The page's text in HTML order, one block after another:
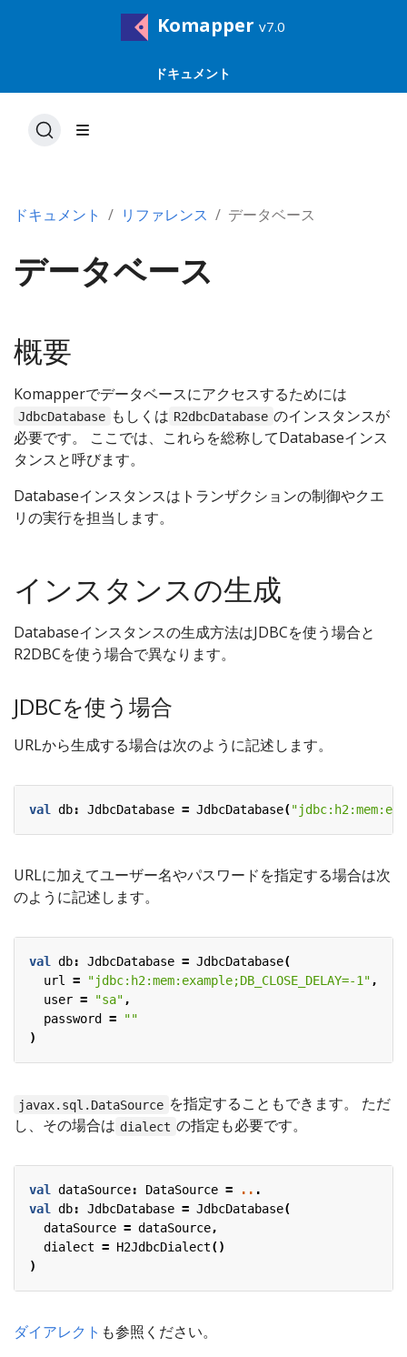
Komapper v7.0
ドキュメント
ドキュメント リファレンス データベース
データベース
概要
Komapperでデータベースにアクセスするためには
JdbcDatabase もしくは R2dbcDatabase のインスタンスが
必要です。 ここでは、これらを総称してDatabaseインス
タンスと呼びます。
Databaseインスタンスはトランザクションの制御やクエ
リの実行を担当します。
インスタンスの生成
Databaseインスタンスの生成方法はJDBCを使う場合と
R2DBCを使う場合で異なります。
JDBCを使う場合
URLから生成する場合は次のように記述します。
val db: JdbcDatabase = JdbcDatabase(
URLに加えてユーザー名やパスワードを指定する場合は次
のように記述します。
val db: JdbcDatabase = JdbcDatabase(
url = "jdbc:h2:mem:example;DB_CLOSE_DELAY=-1",
user = "sa",
password
=
""
)
javax.sql.DataSource を指定することもできます。 ただ
し、その場合は dialect の指定も必要です。
val dataSource: DataSource = .. .
val db: JdbcDatabase = JdbcDatabase(
dataSource = dataSource,
dialect = H2JdbcDialect()
)
ダイアレクト も参照ください。